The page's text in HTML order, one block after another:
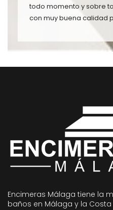
todo momento y sobre
con muy buena calidad
Encimeras Málaga tiene la
baños en Málaga y la